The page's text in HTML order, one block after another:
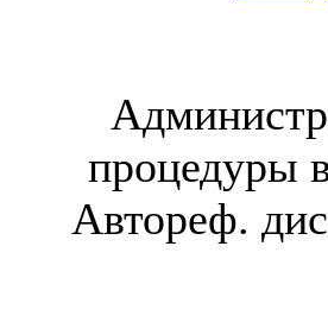
процедуры
Автореф.